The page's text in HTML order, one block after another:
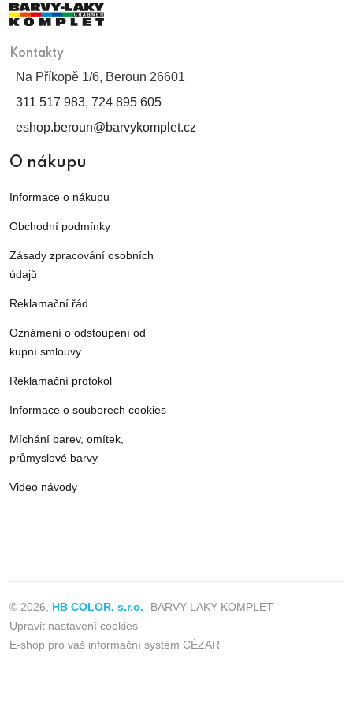
Kontakty
Na Příkopě 1/6, Beroun 26601
311 517 983, 724 895 605
eshop.beroun@barvykomplet.cz
O nákupu
Informace o nákupu
Obchodní podmínky
Zásady zpracování osobních
údajů
Reklamační řád
Oznámení o odstoupení od
kupní smlouvy
Reklamační protokol
Informace o souborech cookies
Míchání barev, omítek,
průmyslové barvy
Video návody
© 2026, HB COLOR, s.r.o. -BARVY LAKY KOMPLET
Upravit nastavení cookies
E-shop pro váš informační systém CÉZAR